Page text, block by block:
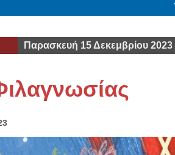
Παρασκευή 15 Δεκεμβρίου 2023